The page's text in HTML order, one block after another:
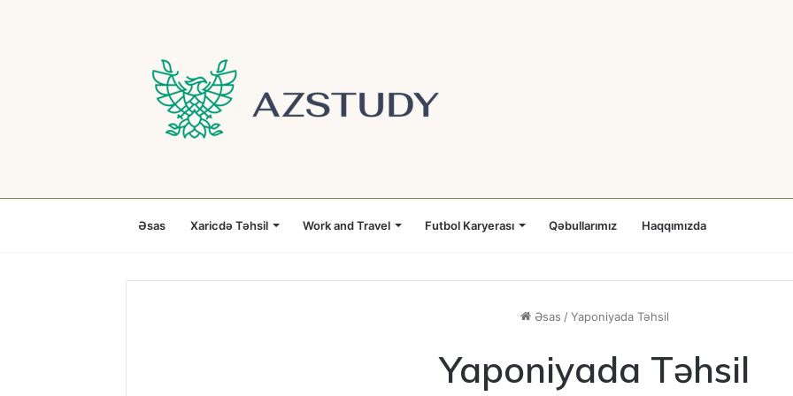
Əsas Xaricdə Təhsil Work and Travel Futbol Karyerası Qəbullarımız Haqqımızda
Əsas /Yaponiyada Təhsil
Yaponiyada Təhsil